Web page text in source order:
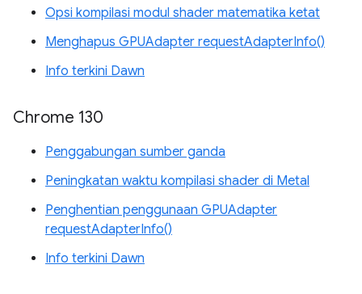
Opsi kompilasi modul shader matematika ketat
Menghapus GPUAdapter requestAdapterInfo()
Info terkini Dawn
Chrome 130
Penggabungan sumber ganda
Peningkatan waktu kompilasi shader di Metal
Penghentian penggunaan GPUAdapter
requestAdapterInfo()
Info terkini Dawn